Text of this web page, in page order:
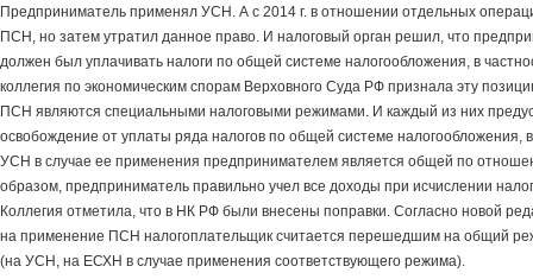
Предприниматель применял УСН. А с 2014 г. в отношении отдельных
ПСН, но затем утратил данное право. И налоговый орган решил, что
должен был уплачивать налоги по общей системе налогообложения, в
коллегия по экономическим спорам Верховного Суда РФ признала эту
ПСН являются специальными налоговыми режимами. И каждый из них
освобождение от уплаты ряда налогов по общей системе налогообложения,
УСН в случае ее применения предпринимателем является общей по
образом, предприниматель правильно учел все доходы при исчислении
Коллегия отметила, что в НК РФ были внесены поправки. Согласно новой
на применение ПСН налогоплательщик считается перешедшим на общий
(на УСН, на ЕСХН в случае применения соответствующего режима).